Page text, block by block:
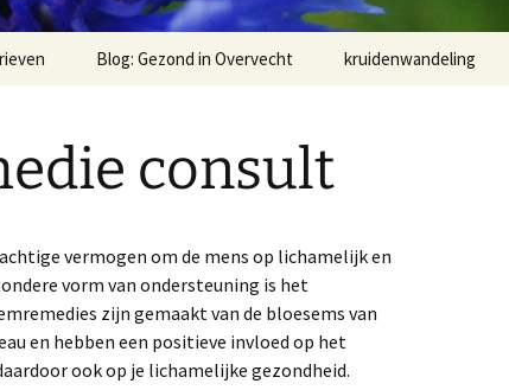
Blog: Gezond in Overvecht
wandelen
Dankbaar zijn voor je
lichaam
kruidenwandeling
consult
vermogen om de mens op lichamelijk en
vorm van ondersteuning is het
zijn gemaakt van de bloesems van
en hebben een positieve invloed op het
ook op je lichamelijke gezondheid.